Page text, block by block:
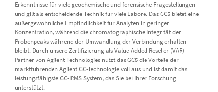
Erkenntnisse für viele geochemische und forensische Fragestellungen
und gilt als entscheidende Technik für viele Labore. Das GC5 bietet eine
außergewöhnliche Empfindlichkeit für Analyten in geringer
Konzentration, während die chromatographische Integrität der
Probenpeaks während der Umwandlung der Verbindung erhalten
bleibt. Durch unsere Zertifizierung als Value-Added Reseller (VAR)
Partner von Agilent Technologies nutzt das GC5 die Vorteile der
marktführenden Agilent GC-Technologie voll aus und ist damit das
leistungsfähigste GC-IRMS System, das Sie bei Ihrer Forschung
unterstützt.